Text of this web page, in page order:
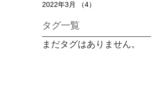
2022年3月
（4）
タグ一覧
まだタグはありません。